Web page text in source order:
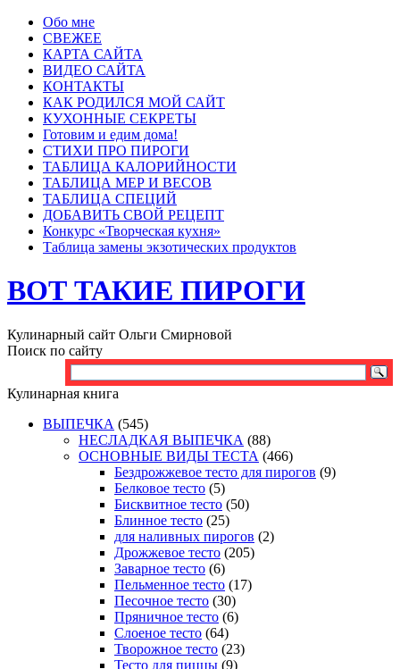
Обо мне
СВЕЖЕЕ
КАРТА САЙТА
ВИДЕО САЙТА
КОНТАКТЫ
КАК РОДИЛСЯ МОЙ САЙТ
КУХОННЫЕ СЕКРЕТЫ
Готовим и едим дома!
СТИХИ ПРО ПИРОГИ
ТАБЛИЦА КАЛОРИЙНОСТИ
ТАБЛИЦА МЕР И ВЕСОВ
ТАБЛИЦА СПЕЦИЙ
ДОБАВИТЬ СВОЙ РЕЦЕПТ
Конкурс «Творческая кухня»
Таблица замены экзотических продуктов
ВОТ ТАКИЕ ПИРОГИ
Кулинарный сайт Ольги Смирновой
Поиск по сайту
Кулинарная книга
ВЫПЕЧКА (545)
НЕСЛАДКАЯ ВЫПЕЧКА (88)
ОСНОВНЫЕ ВИДЫ ТЕСТА (466)
Бездрожжевое тесто для пирогов (9)
Белковое тесто (5)
Бисквитное тесто (50)
Блинное тесто (25)
для наливных пирогов (2)
Дрожжевое тесто (205)
Заварное тесто (6)
Пельменное тесто (17)
Песочное тесто (30)
Пряничное тесто (6)
Слоеное тесто (64)
Творожное тесто (23)
Тесто для пиццы (9)